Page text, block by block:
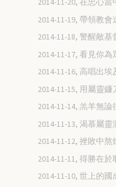
2014-11-19, 帶領教
2014-11-18, 警醒敵
2014-11-17, 看見你
2014-11-16, 高唱出
2014-11-15, 用屬靈
2014-11-14, 羔羊無
2014-11-13, 渴慕屬
2014-11-12, 挫敗中
2014-11-11, 得勝在
2014-11-10, 世上的